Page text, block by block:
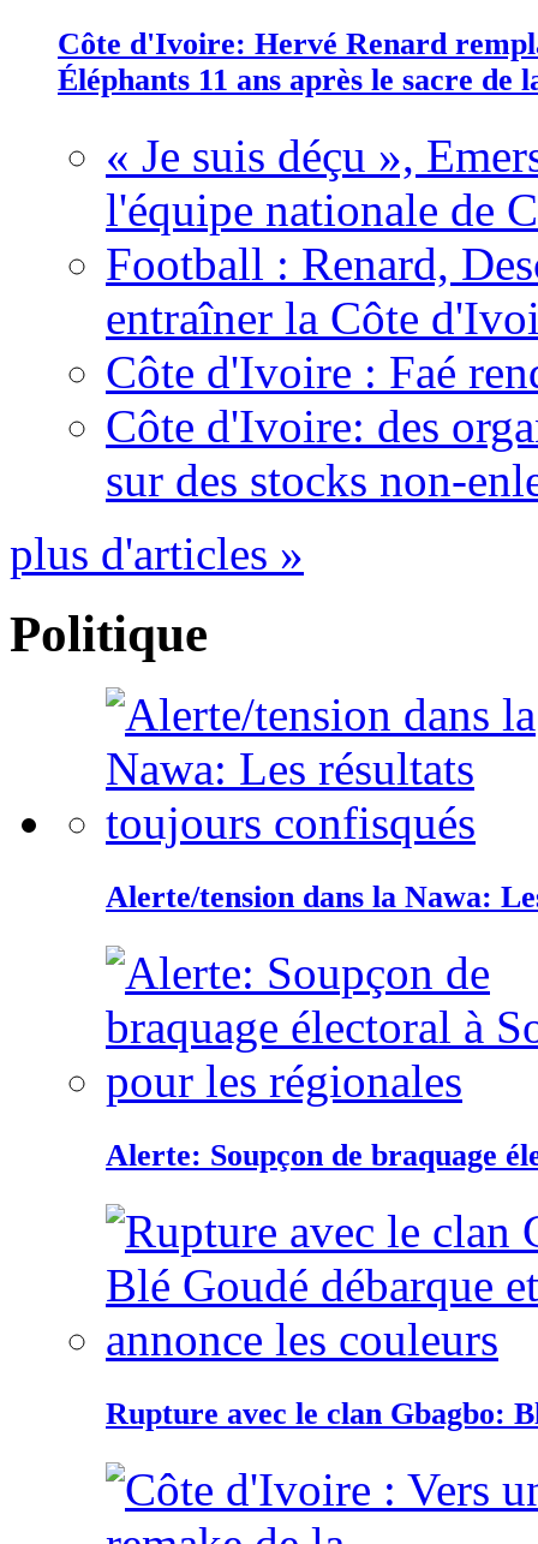
Côte d'Ivoire: Hervé Renard
Éléphants 11 ans après le sacre de
« Je suis déçu »,
l'équipe nationale de
Football : Renard,
entraîner la Côte
Côte d'Ivoire : Faé
Côte d'Ivoire: des
sur des stocks non-
plus d'articles »
Politique
Alerte/tension dans la Nawa:
Alerte: Soupçon de braquage
Rupture avec le clan Gbagbo: